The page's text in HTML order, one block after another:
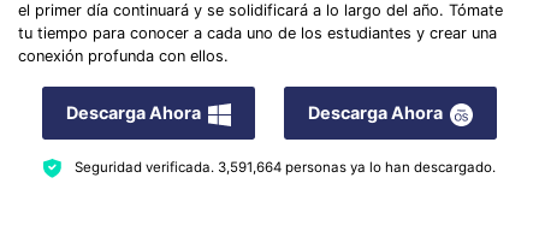
el primer día continuará y se solidificará a lo largo del año. Tómate
tu tiempo para conocer a cada uno de los estudiantes y crear una
conexión profunda con ellos.
Descarga Ahora Descarga Ahora
Seguridad verificada. 3,591,664personas ya lo han descargado.